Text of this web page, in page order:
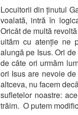
Locuitorii din ținutul
voalată, intră în
Oricât de multă
uităm cu atenție ne
alungă pe Isus. Ori
de câte ori urmăm
ori Isus are nevoie
altceva, nu facem
sufletelor noastre:
trăim. O putem